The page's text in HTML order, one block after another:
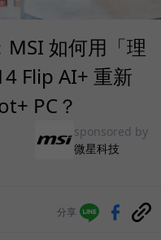
如何用「理
Flip AI+ 重新
PC？
sponsored by
微星科技
分享